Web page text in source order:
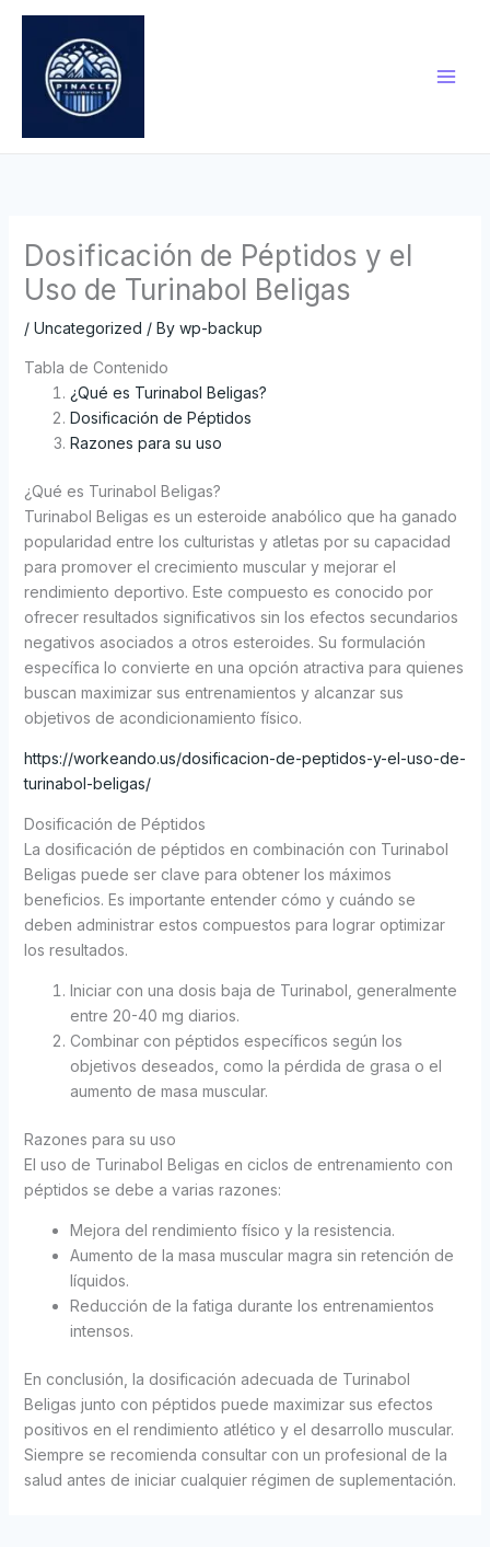
Skip
content
Dosificación de Péptidos y el
Uso de Turinabol Beligas
/ Uncategorized / By wp-backup
Tabla de Contenido
¿Qué es Turinabol Beligas?
Dosificación de Péptidos
Razones para su uso
¿Qué es Turinabol Beligas?
Turinabol Beligas es un esteroide anabólico que ha ganado
popularidad entre los culturistas y atletas por su capacidad
para promover el crecimiento muscular y mejorar el
rendimiento deportivo. Este compuesto es conocido por
ofrecer resultados significativos sin los efectos secundarios
negativos asociados a otros esteroides. Su formulación
específica lo convierte en una opción atractiva para quienes
buscan maximizar sus entrenamientos y alcanzar sus
objetivos de acondicionamiento físico.
https://workeando.us/dosificacion-de-peptidos-y-el-uso-de-
turinabol-beligas/
Dosificación de Péptidos
La dosificación de péptidos en combinación con Turinabol
Beligas puede ser clave para obtener los máximos
beneficios. Es importante entender cómo y cuándo se
deben administrar estos compuestos para lograr optimizar
los resultados.
Iniciar con una dosis baja de Turinabol, generalmente
entre 20-40 mg diarios.
Combinar con péptidos específicos según los
objetivos deseados, como la pérdida de grasa o el
aumento de masa muscular.
Razones para su uso
El uso de Turinabol Beligas en ciclos de entrenamiento con
péptidos se debe a varias razones:
Mejora del rendimiento físico y la resistencia.
Aumento de la masa muscular magra sin retención de
líquidos.
Reducción de la fatiga durante los entrenamientos
intensos.
En conclusión, la dosificación adecuada de Turinabol
Beligas junto con péptidos puede maximizar sus efectos
positivos en el rendimiento atlético y el desarrollo muscular.
Siempre se recomienda consultar con un profesional de la
salud antes de iniciar cualquier régimen de suplementación.